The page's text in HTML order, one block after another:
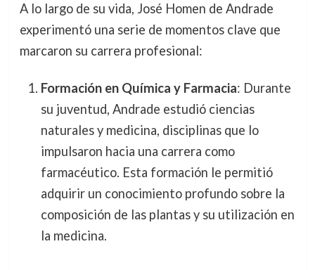
A lo largo de su vida, José Homen de Andrade
experimentó una serie de momentos clave que
marcaron su carrera profesional:
Formación en Química y Farmacia: Durante
su juventud, Andrade estudió ciencias
naturales y medicina, disciplinas que lo
impulsaron hacia una carrera como
farmacéutico. Esta formación le permitió
adquirir un conocimiento profundo sobre la
composición de las plantas y su utilización en
la medicina.